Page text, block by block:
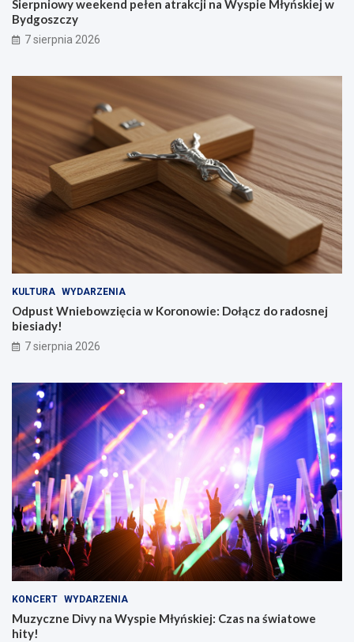
a
t
r
a
c
a
W
y
s
p
i
M
ł
y
ń
s
k
i
e
g
o
s
z
c
z
y
r
o
n
o
i
o
ą
c
z
d
r
a
d
o
s
n
e
j
a
d
y
!
Sierpniowy weekend pełen atrakcji na Wyspie Młyńskiej w
Bydgoszczy
7 sierpnia 2026
KULTURA WYDARZENIA
Odpust Wniebowzięcia w Koronowie: Dołącz do radosnej
biesiady!
7 sierpnia 2026
KONCERT WYDARZENIA
Muzyczne Divy na Wyspie Młyńskiej: Czas na światowe
hity!